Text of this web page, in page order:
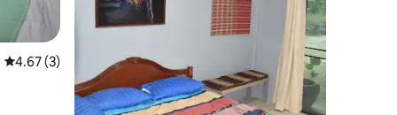
レビュー3件、5つ星中4.67つ星の平均評価
4.67 (3)